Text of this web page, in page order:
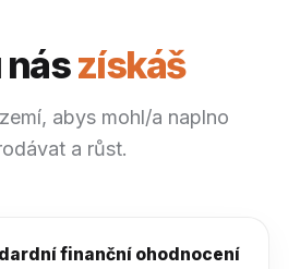
nászískáš
abys mohl/a naplno
a růst.
finanční ohodnocení